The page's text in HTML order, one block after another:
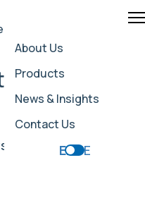
About Us
Products
News & Insights
Contact Us
ENDE
Preisanstieg für
für
Volker